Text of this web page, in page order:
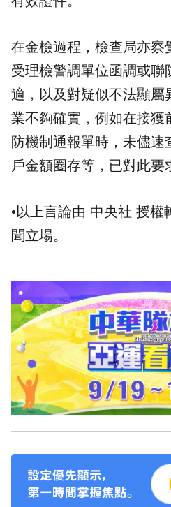
在金檢過程，檢查局亦察
受理檢警調單位函調或聯
適，以及對疑似不法顯屬
業不夠確實，例如在接獲
防機制通報單時，未儘速
戶金額圈存等，已對此要
•以上言論由 中央社 授權
聞立場。